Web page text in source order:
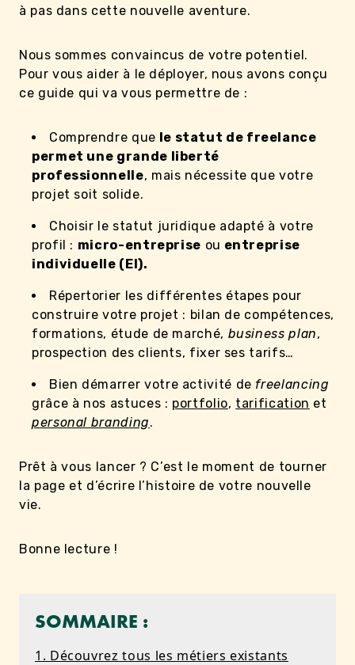
à pas dans cette nouvelle aventure.
Nous sommes convaincus de votre potentiel.
Pour vous aider à le déployer, nous avons conçu
ce guide qui va vous permettre de :
Comprendre que le statut de freelance
permet une grande liberté
professionnelle, mais nécessite que votre
projet soit solide.
Choisir le statut juridique adapté à votre
profil : micro-entreprise ou entreprise
individuelle (EI).
Répertorier les différentes étapes pour
construire votre projet : bilan de compétences,
formations, étude de marché, business plan,
prospection des clients, fixer ses tarifs…
Bien démarrer votre activité de freelancing
grâce à nos astuces : portfolio, tarification et
personal branding.
Prêt à vous lancer ? C’est le moment de tourner
la page et d’écrire l’histoire de votre nouvelle
vie.
Bonne lecture !
SOMMAIRE :
1. Découvrez tous les métiers existants